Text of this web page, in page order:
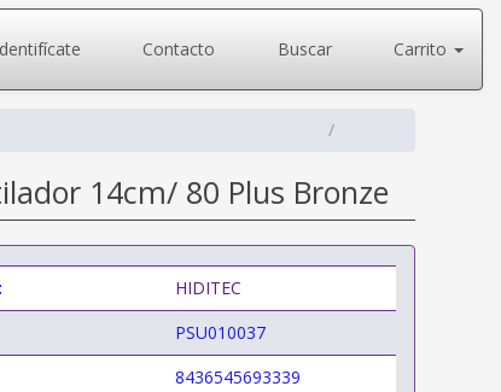
Contacto Buscar Carrito
14cm/ 80 Plus Bronze
HIDITEC
PSU010037
8436545693339